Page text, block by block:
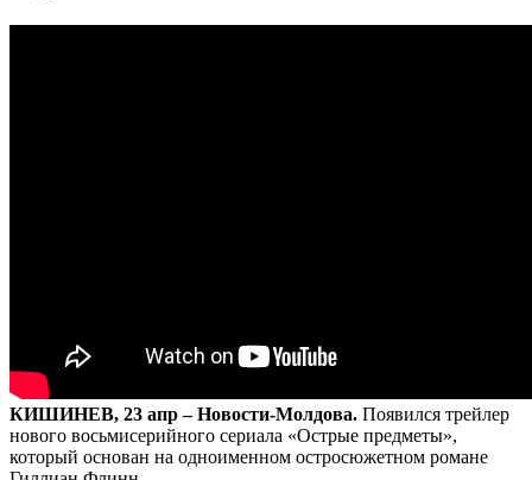
КИШИНЕВ, 23 апр – Новости-Молдова. Появился трейлер
нового восьмисерийного сериала «Острые предметы»,
который основан на одноименном остросюжетном романе